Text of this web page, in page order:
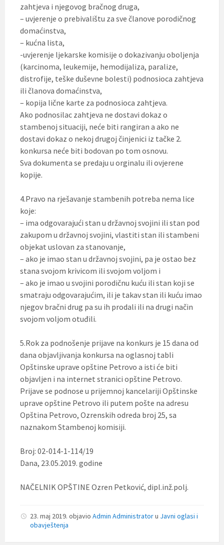
zahtjeva i njegovog bračnog druga,
– uvjerenje o prebivalištu za sve članove porodičnog
domaćinstva,
– kućna lista,
-uvjerenje ljekarske komisije o dokazivanju oboljenja
(karcinoma, leukemije, hemodijaliza, paralize,
distrofije, teške duševne bolesti) podnosioca zahtjeva
ili članova domaćinstva,
– kopija lične karte za podnosioca zahtjeva.
Ako podnosilac zahtjeva ne dostavi dokaz o
stambenoj situaciji, neće biti rangiran a ako ne
dostavi dokaz o nekoj drugoj činjenici iz tačke 2.
konkursa neće biti bodovan po tom osnovu.
Sva dokumenta se predaju u orginalu ili ovjerene
kopije.
4.Pravo na rješavanje stambenih potreba nema lice
koje:
– ima odgovarajući stan u državnoj svojini ili stan pod
zakupom u državnoj svojini, vlastiti stan ili stambeni
objekat uslovan za stanovanje,
– ako je imao stan u državnoj svojini, pa je ostao bez
stana svojom krivicom ili svojom voljom i
– ako je imao u svojini porodičnu kuću ili stan koji se
smatraju odgovarajućim, ili je takav stan ili kuću imao
njegov bračni drug pa su ih prodali ili na drugi način
svojom voljom otuđili.
5.Rok za podnošenje prijave na konkurs je 15 dana od
dana objavljivanja konkursa na oglasnoj tabli
Opštinske uprave opštine Petrovo a isti će biti
objavljen i na internet stranici opštine Petrovo.
Prijave se podnose u prijemnoj kancelariji Opštinske
uprave opštine Petrovo ili putem pošte na adresu
Opština Petrovo, Ozrenskih odreda broj 25, sa
naznakom Stambenoj komisiji.
Broj: 02-014-1-114/19
Dana, 23.05.2019. godine
NAČELNIK OPŠTINE Ozren Petković, dipl.inž.polj.
23. maj 2019. objavio Admin Administratoru Javni oglasi i
obavještenja